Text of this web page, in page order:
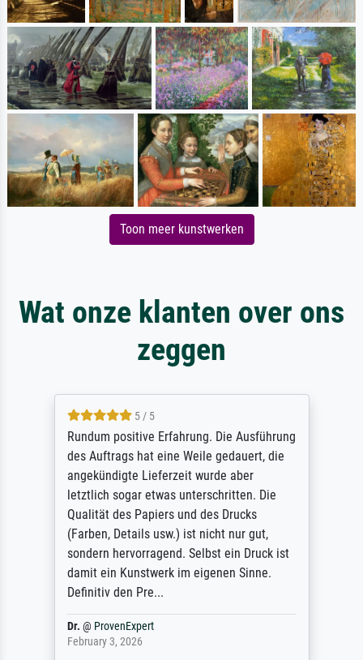
Toon meer kunstwerken
Wat onze klanten over ons
zeggen
5 / 5
Rundum positive Erfahrung. Die Ausführung
des Auftrags hat eine Weile gedauert, die
angekündigte Lieferzeit wurde aber
letztlich sogar etwas unterschritten. Die
Qualität des Papiers und des Drucks
(Farben, Details usw.) ist nicht nur gut,
sondern hervorragend. Selbst ein Druck ist
damit ein Kunstwerk im eigenen Sinne.
Definitiv den Pre...
Dr. @ ProvenExpert
February 3, 2026